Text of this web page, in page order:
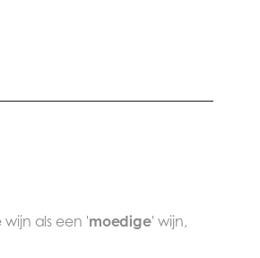
als een 'moedige' wijn,